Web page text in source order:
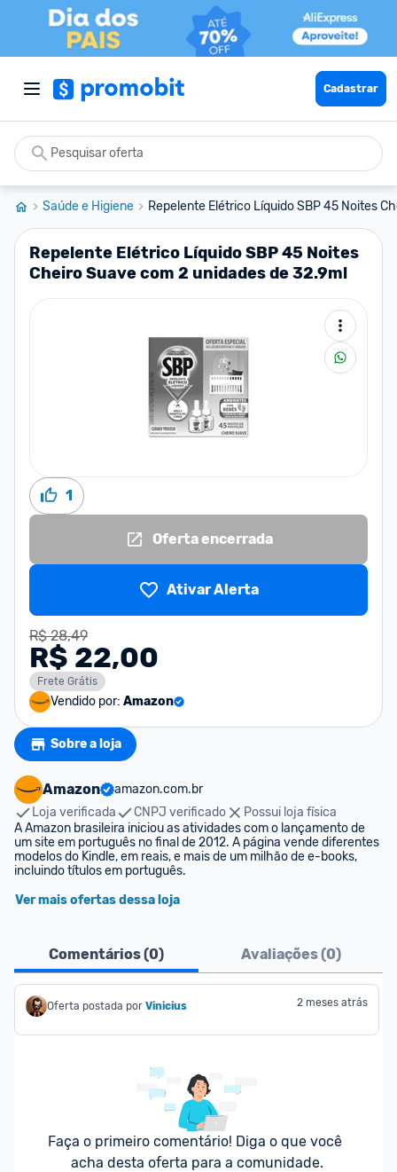
Cadastrar
Saúde e Higiene Repelente Elétrico Líquido SBP 45 Noites
Repelente Elétrico Líquido SBP 45 Noites
Cheiro Suave com 2 unidades de 32.9ml
1
Oferta encerrada
Ativar Alerta
R$ 28,49
R$ 22,00
Frete Grátis
Vendido por: Amazon
Sobre a loja
Amazon
amazon.com.br
Loja verificada
CNPJ verificado
Possui loja física
A Amazon brasileira iniciou as atividades com o lançamento de
um site em português no final de 2012. A página vende diferentes
modelos do Kindle, em reais, e mais de um milhão de e-books,
incluindo títulos em português.
Ver mais ofertas dessa loja
Comentários (0) Avaliações (0)
Oferta postada por Vinicius 2 meses atrás
Faça o primeiro comentário! Diga o que você
acha desta oferta para a comunidade.